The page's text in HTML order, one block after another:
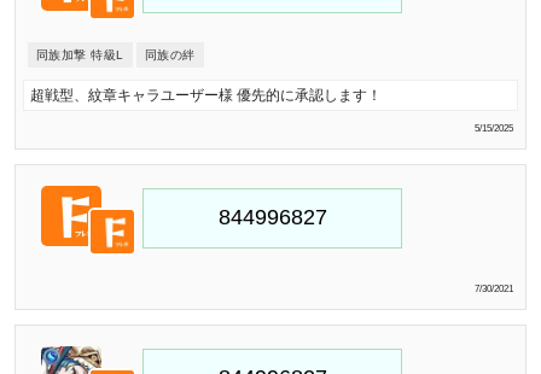
同族加撃 特級L 同族の絆
超戦型、紋章キャラユーザー様 優先的に承認します！
5/15/2025
7/30/2021